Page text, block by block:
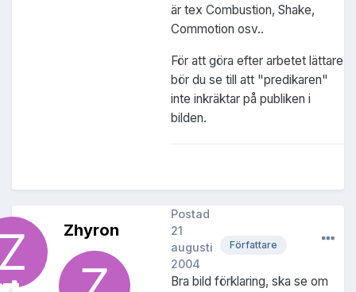
är tex Combustion, Shake,
Commotion osv..
För att göra efter arbetet lättare
bör du se till att "predikaren"
inte inkräktar på publiken i
bilden.
Zhyron
Författare
Postad
21
augusti
2004
Bra bild förklaring, ska se om